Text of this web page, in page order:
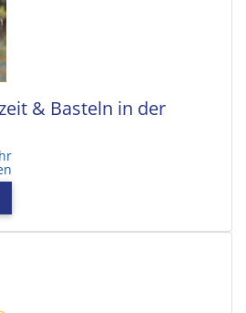
& Basteln in der